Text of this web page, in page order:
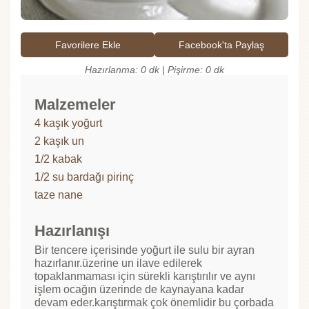
Favorilere Ekle Facebook'ta Paylaş
Hazırlanma: 0 dk | Pişirme: 0 dk
Malzemeler
4 kaşık yoğurt
2 kaşık un
1/2 kabak
1/2 su bardağı pirinç
taze nane
Hazırlanışı
Bir tencere içerisinde yoğurt ile sulu bir ayran
hazırlanır.üzerine un ilave edilerek
topaklanmaması için sürekli karıştırılır ve aynı
işlem ocağın üzerinde de kaynayana kadar
devam eder.karıştırmak çok önemlidir bu çorbada